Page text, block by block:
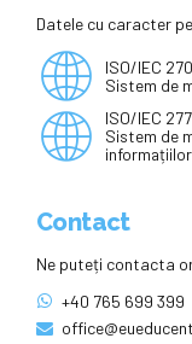
Datele cu caracter
ISO/IEC
Sistem de
ISO/IEC
Sistem de
informațiilor
Contact
Ne puteți contacta
+40 765 699 399